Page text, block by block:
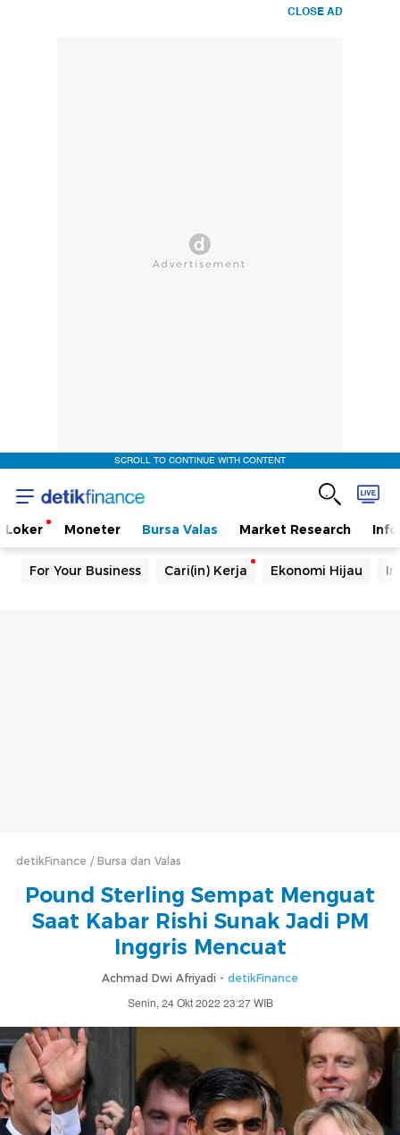
CLOSE AD
SCROLL TO CONTINUE WITH CONTENT
Loker Moneter Bursa Valas Market Research
For Your Business Cari(in) Kerja Ekonomi Hijau
detikFinance Bursa dan Valas
Pound Sterling Sempat Menguat
Saat Kabar Rishi Sunak Jadi PM
Inggris Mencuat
Achmad Dwi Afriyadi - detikFinance
Senin, 24 Okt 2022 23:27 WIB